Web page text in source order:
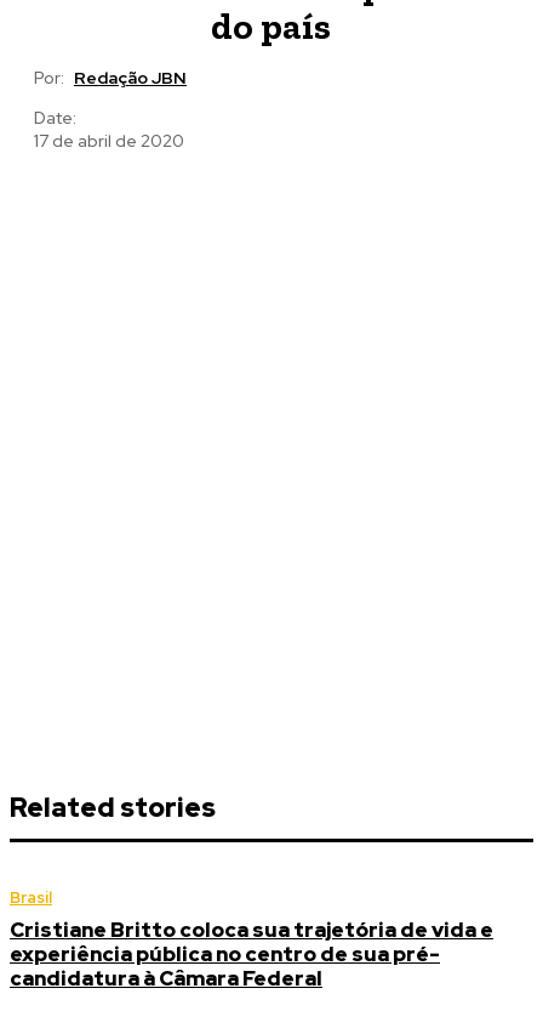
do país
Por: Redação JBN
Date:
17 de abril de 2020
Related stories
Brasil
Cristiane Britto coloca sua trajetória de vida e
experiência pública no centro de sua pré-
candidatura à Câmara Federal